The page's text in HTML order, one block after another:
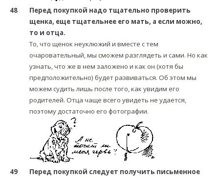
48
Перед покупкой надо тщательно проверить
щенка, еще тщательнее его мать, а если можно,
то и отца.
То, что щенок неуклюжий и вместе с тем
очаровательный, мы сможем разглядеть и сами. Но как
узнать, что же в нем заложено и как он (хотя бы
предположительно) будет развиваться. Об этом мы
можем судить лишь после того, как увидим его
родителей. Отца чаще всего увидеть не удается,
поэтому достаточно его фотографии.
49
Перед покупкой следует получить письменное